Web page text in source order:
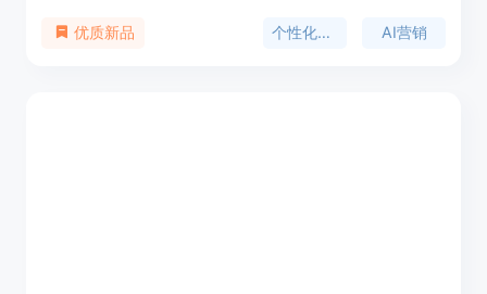
频，并使用Windsor的AI平台向数百万客户发送个性
优质新品 个性化视频 AI营销